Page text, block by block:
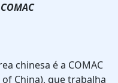
chinesa é a COMAC
China), que trabalha